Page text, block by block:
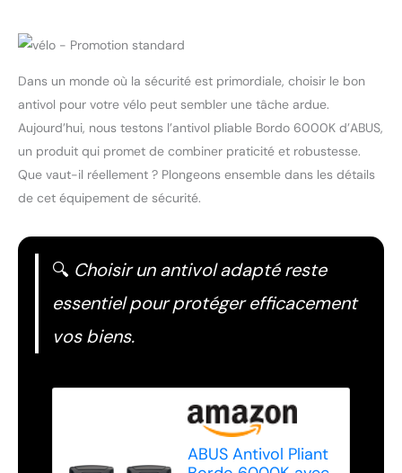
Dans un monde où la sécurité est primordiale, choisir le bon
antivol pour votre vélo peut sembler une tâche ardue.
Aujourd’hui, nous testons l’antivol pliable Bordo 6000K d’ABUS,
un produit qui promet de combiner praticité et robustesse.
Que vaut-il réellement ? Plongeons ensemble dans les détails
de cet équipement de sécurité.
🔍 Choisir un antivol adapté reste
essentiel pour protéger efficacement
vos biens.
ABUS Antivol Pliant